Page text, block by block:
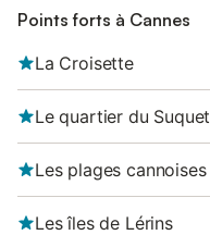
Points forts à Cannes
La Croisette
Le quartier du Suquet
Les plages cannoises
Les îles de Lérins